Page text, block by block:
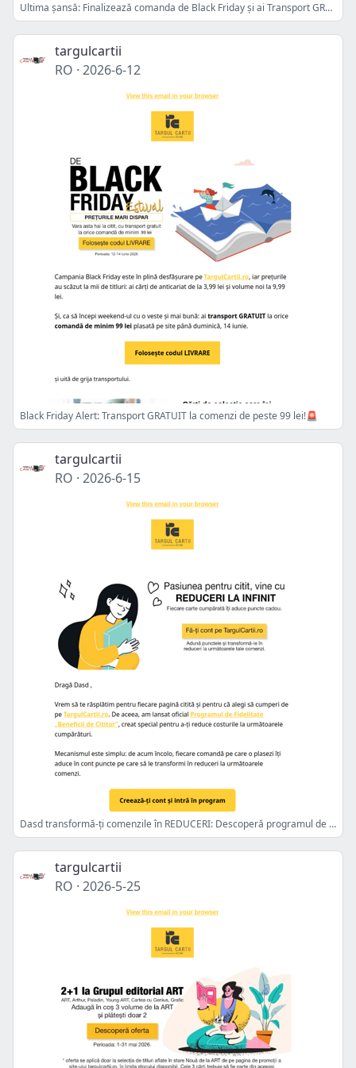
Ultima șansă: Finalizează comanda de Black Friday și ai Transport GRATUIT ⏳
targulcartii
RO · 2026-6-12
Black Friday Alert: Transport GRATUIT la comenzi de peste 99 lei!🚨
targulcartii
RO · 2026-6-15
Dasd transformă-ți comenzile în REDUCERI: Descoperă programul de fidelitate
targulcartii
RO · 2026-5-25